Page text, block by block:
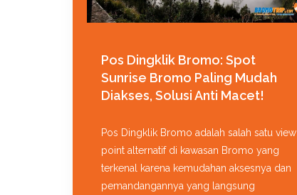
Pos Dingklik Bromo: Spot
Sunrise Bromo Paling Mudah
Diakses, Solusi Anti Macet!
Pos Dingklik Bromo adalah salah satu view
point alternatif di kawasan Bromo yang
terkenal karena kemudahan aksesnya dan
pemandangannya yang langsung